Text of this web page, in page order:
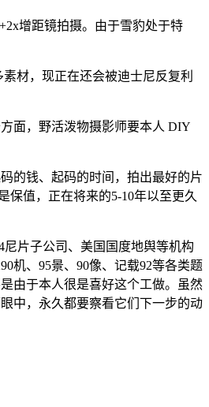
增距镜拍摄。由于雪豹处于特
材，现正在还会被迪士尼反复利
面，野活泼物摄影师要本人 DIY
的钱、起码的时间，拍出最好的片
保值，正在将来的5-10年以至更久
片子公司、美国国度地舆等机构
机、95景、90像、记载92等各类题
由于本人很是喜好这个工做。虽然
中，永久都要察看它们下一步的动